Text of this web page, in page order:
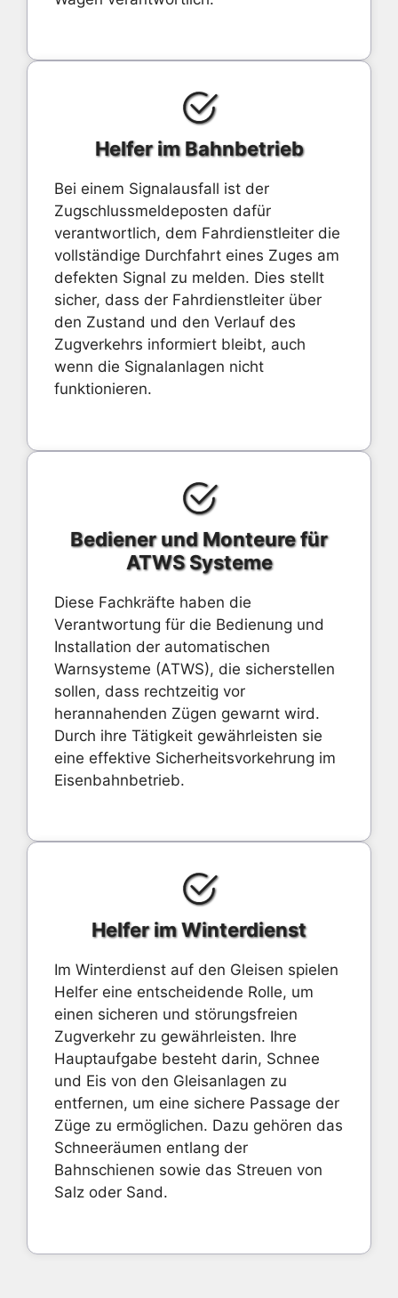
Helfer im Bahnbetrieb
Bei einem Signalausfall ist der
Zugschlussmeldeposten dafür
verantwortlich, dem Fahrdienstleiter die
vollständige Durchfahrt eines Zuges am
defekten Signal zu melden. Dies stellt
sicher, dass der Fahrdienstleiter über
den Zustand und den Verlauf des
Zugverkehrs informiert bleibt, auch
wenn die Signalanlagen nicht
funktionieren.
Bediener und Monteure für
ATWS Systeme
Diese Fachkräfte haben die
Verantwortung für die Bedienung und
Installation der automatischen
Warnsysteme (ATWS), die sicherstellen
sollen, dass rechtzeitig vor
herannahenden Zügen gewarnt wird.
Durch ihre Tätigkeit gewährleisten sie
eine effektive Sicherheitsvorkehrung im
Eisenbahnbetrieb.
Helfer im Winterdienst
Im Winterdienst auf den Gleisen spielen
Helfer eine entscheidende Rolle, um
einen sicheren und störungsfreien
Zugverkehr zu gewährleisten. Ihre
Hauptaufgabe besteht darin, Schnee
und Eis von den Gleisanlagen zu
entfernen, um eine sichere Passage der
Züge zu ermöglichen. Dazu gehören das
Schneeräumen entlang der
Bahnschienen sowie das Streuen von
Salz oder Sand.